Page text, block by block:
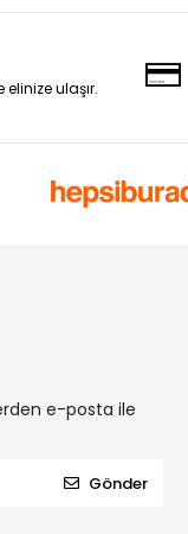
ulaşır.
e-posta ile
Gönder